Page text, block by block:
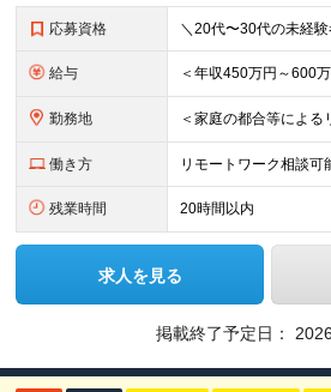
応募資格
給与
勤務地
働き方 リモートワーク相談可
残業時間 20時間以内
求人を見る
掲載終了予定日：